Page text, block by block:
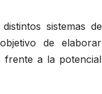
sistemas de
de elaborar
frente a la potencial